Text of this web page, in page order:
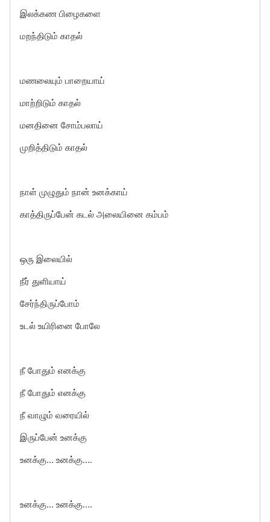
இலக்கண பிழைகளை
மறந்திடும் காதல்
மணலையும் பாறையாய்
மாற்றிடும் காதல்
மனதினை சோம்பலாய்
முறித்திடும் காதல்
நாள் முழுதும் நான் உனக்காய்
காத்திருப்பேன் கடல் அலையினை கம்பம்
ஒரு இலையில்
நீர் துளியாய்
சேர்ந்திருப்போம்
உடல் உயிரினை போலே
நீ போதும் எனக்கு
நீ போதும் எனக்கு
நீ வாழும் வரையில்
இருப்பேன் உனக்கு
உனக்கு… உனக்கு….
உனக்கு… உனக்கு….